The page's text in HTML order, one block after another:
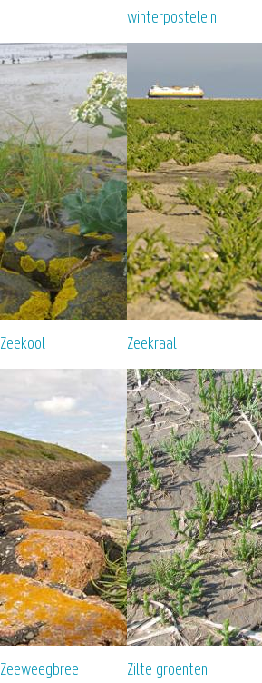
winterpostelein
Zeekool Zeekraal
Zeeweegbree Zilte groenten